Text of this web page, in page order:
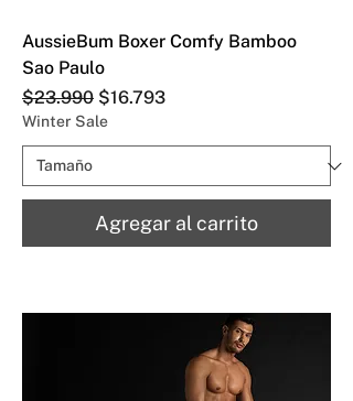
AussieBum Boxer Comfy Bamboo
Sao Paulo
Precio
$23.990 Precio de oferta
$16.793
Winter Sale
Agregar al carrito